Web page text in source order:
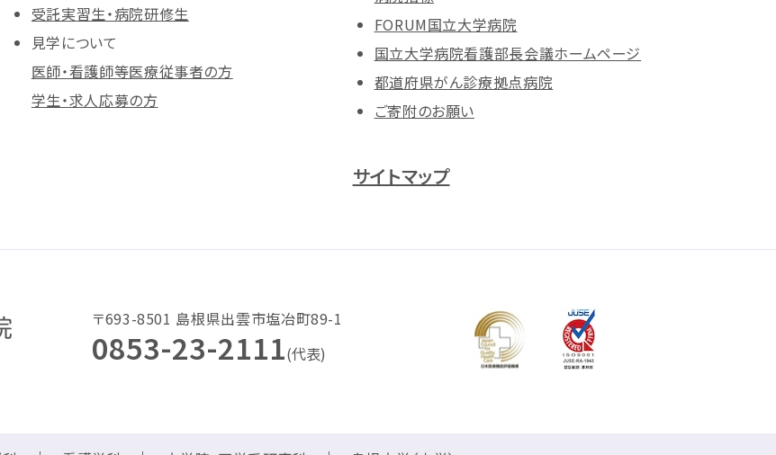
受託実習生・病院研修生
見学について
医師・看護師等医療従事者の方
学生・求人応募の方
FORUM国立大学病院
国立大学病院看護部長会議ホームページ
都道府県がん診療拠点病院
ご寄附のお願い
サイトマップ
〒693-8501 島根県出雲市塩冶町89-1
0853-23-2111(代表)